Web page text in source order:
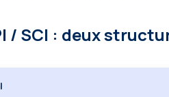
/ SCI : deux